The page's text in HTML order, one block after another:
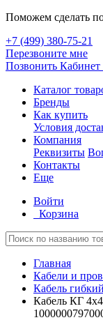
Поможем сделать
+7 (499) 380-75-21
Перезвоните мне
Позвонить Кабинет
Каталог
Бренды
Как купить
Условия
Компания
Реквизиты
Контакты
Еще
Войти
Корзина
Главная
Кабели и
Кабель гибкий
Кабель КГ